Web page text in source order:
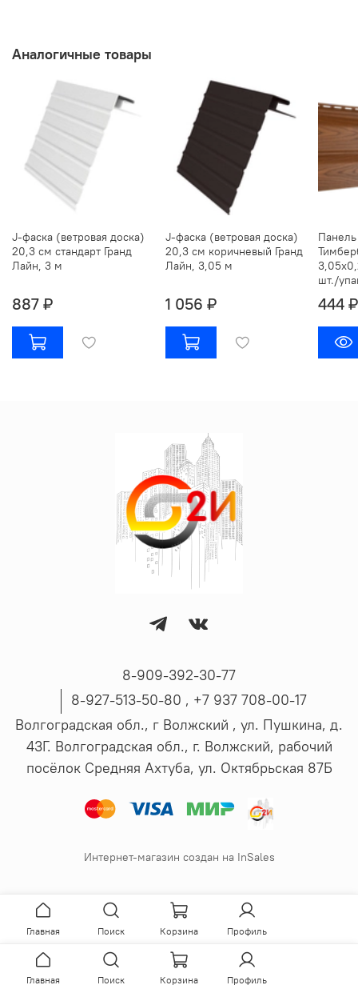
Аналогичные товары
J-фаска (ветровая доска)
20,3 см стандарт Гранд
Лайн, 3 м
887 ₽
J-фаска (ветровая доска)
20,3 см коричневый Гранд
Лайн, 3,05 м
1 056 ₽
шт./
444 ₽
8-909-392-30-77
8-927-513-50-80 , ‪+7 937 708-00-17
Волгоградская обл., г Волжский , ул. Пушкина, д.
43Г. Волгоградская обл., г. Волжский, рабочий
посёлок Средняя Ахтуба, ул. Октябрьская 87Б
Интернет-магазин создан на InSales
Главная Поиск Корзина Профиль
Главная Поиск Корзина Профиль